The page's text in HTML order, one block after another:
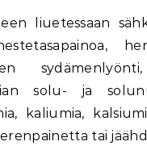
liuetessaan
solu- ja
kaliumia,
tai